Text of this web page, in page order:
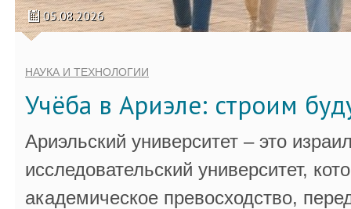
05.08.2026
НАУКА И ТЕХНОЛОГИИ
Учёба в Ариэле: строим
Ариэльский университет – это
исследовательский университет,
академическое превосходство,